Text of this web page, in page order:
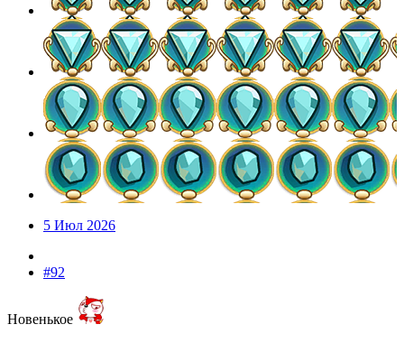
5 Июл 2026
#92
Новенькое